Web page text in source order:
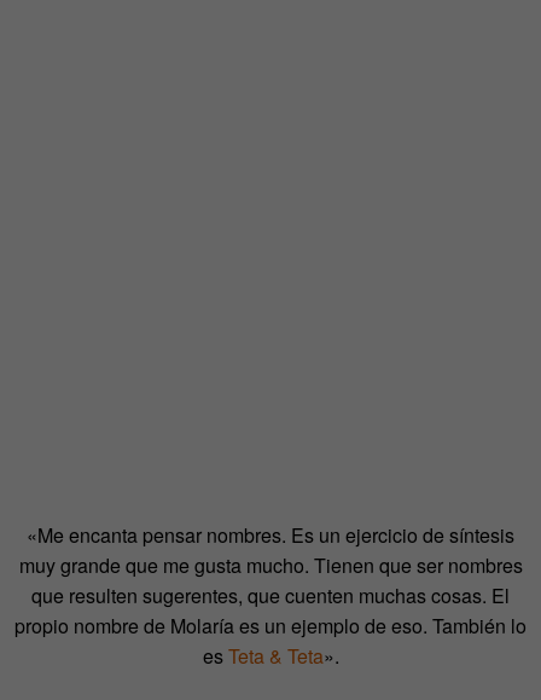
«Me encanta pensar nombres. Es un ejercicio de síntesis
muy grande que me gusta mucho. Tienen que ser nombres
que resulten sugerentes, que cuenten muchas cosas. El
propio nombre de Molaría es un ejemplo de eso. También lo
esTeta & Teta».